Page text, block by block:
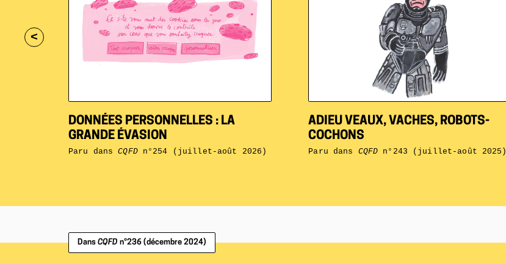
<
DONNÉES PERSONNELLES : LA
GRANDE ÉVASION
Paru dansCQFDn°254 (juillet-août 2026)
ADIEU VEAUX, VACHES, ROBOTS-
COCHONS
Paru dans CQFD n°243 (juillet-août 2025)
Dans CQFD n°236 (décembre 2024)